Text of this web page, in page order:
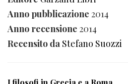
Anno pubblicazione 2014
Anno recensione 2014
Recensito da Stefano Suozzi